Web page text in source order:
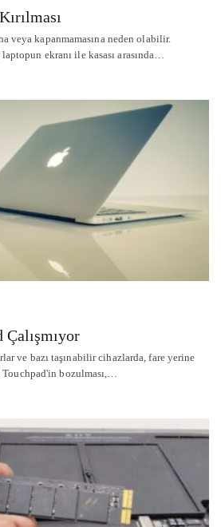
veya kapanmamasına neden olabilir.
ekranı ile kasası arasında…
ve bazı taşınabilir cihazlarda, fare yerine
Touchpad'in bozulması,…